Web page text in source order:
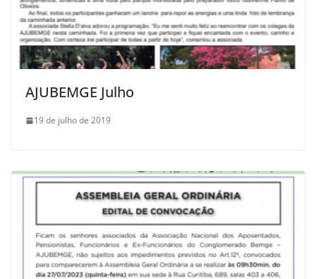
AJUBEMGE Julho
19 de julho de 2019